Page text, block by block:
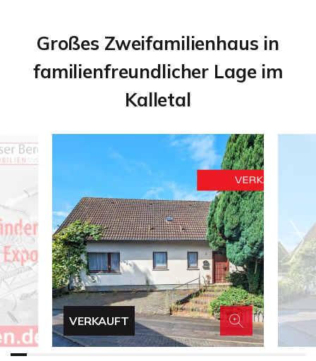
Großes Zweifamilienhaus in
familienfreundlicher Lage im
Kalletal
VERKAUFT